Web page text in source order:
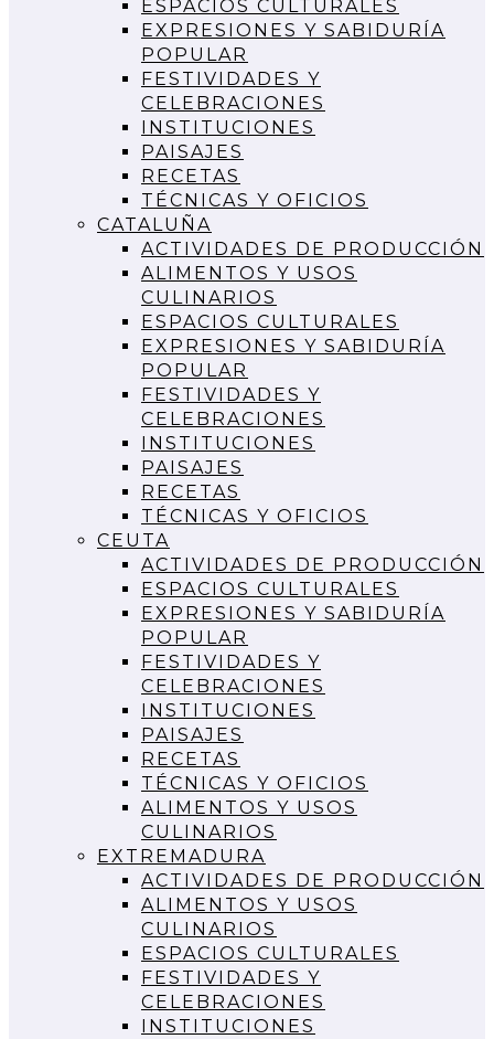
ESPACIOS CULTURALES
EXPRESIONES Y SABIDURÍA
POPULAR
FESTIVIDADES Y
CELEBRACIONES
INSTITUCIONES
PAISAJES
RECETAS
TÉCNICAS Y OFICIOS
CATALUÑA
ACTIVIDADES DE PRODUCCIÓN
ALIMENTOS Y USOS
CULINARIOS
ESPACIOS CULTURALES
EXPRESIONES Y SABIDURÍA
POPULAR
FESTIVIDADES Y
CELEBRACIONES
INSTITUCIONES
PAISAJES
RECETAS
TÉCNICAS Y OFICIOS
CEUTA
ACTIVIDADES DE PRODUCCIÓN
ESPACIOS CULTURALES
EXPRESIONES Y SABIDURÍA
POPULAR
FESTIVIDADES Y
CELEBRACIONES
INSTITUCIONES
PAISAJES
RECETAS
TÉCNICAS Y OFICIOS
ALIMENTOS Y USOS
CULINARIOS
EXTREMADURA
ACTIVIDADES DE PRODUCCIÓN
ALIMENTOS Y USOS
CULINARIOS
ESPACIOS CULTURALES
FESTIVIDADES Y
CELEBRACIONES
INSTITUCIONES